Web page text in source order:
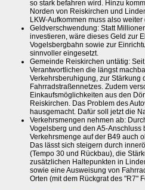
so stark befahren wird. Hinzu
Norden von Reiskirchen und
LKW-Aufkommen muss also weiter
Geldverschwendung: Statt
investieren, wäre dieses Geld zur
Vogelsbergbahn sowie zur
sinnvoller eingesetzt.
Gemeinde Reiskirchen untätig:
Verantwortlichen die längst
Verkehrsberuhigung, zur Stärkung
Fahrradstraßennetzes. Zudem
Einkaufsmöglichkeiten aus den
Reiskirchen. Das Problem des
hausgemacht. Dafür soll jetzt die
Verkehrsmengen nehmen ab:
Vogelsberg und den A5-Anschluss
Verkehrsmenge auf der B49 auch
Das lässt sich steigern durch
(Tempo 30 und Rückbau), die
zusätzlichen Haltepunkten in
sowie eine Ausweisung von
Orten (mit dem Rückgrat des "R7"